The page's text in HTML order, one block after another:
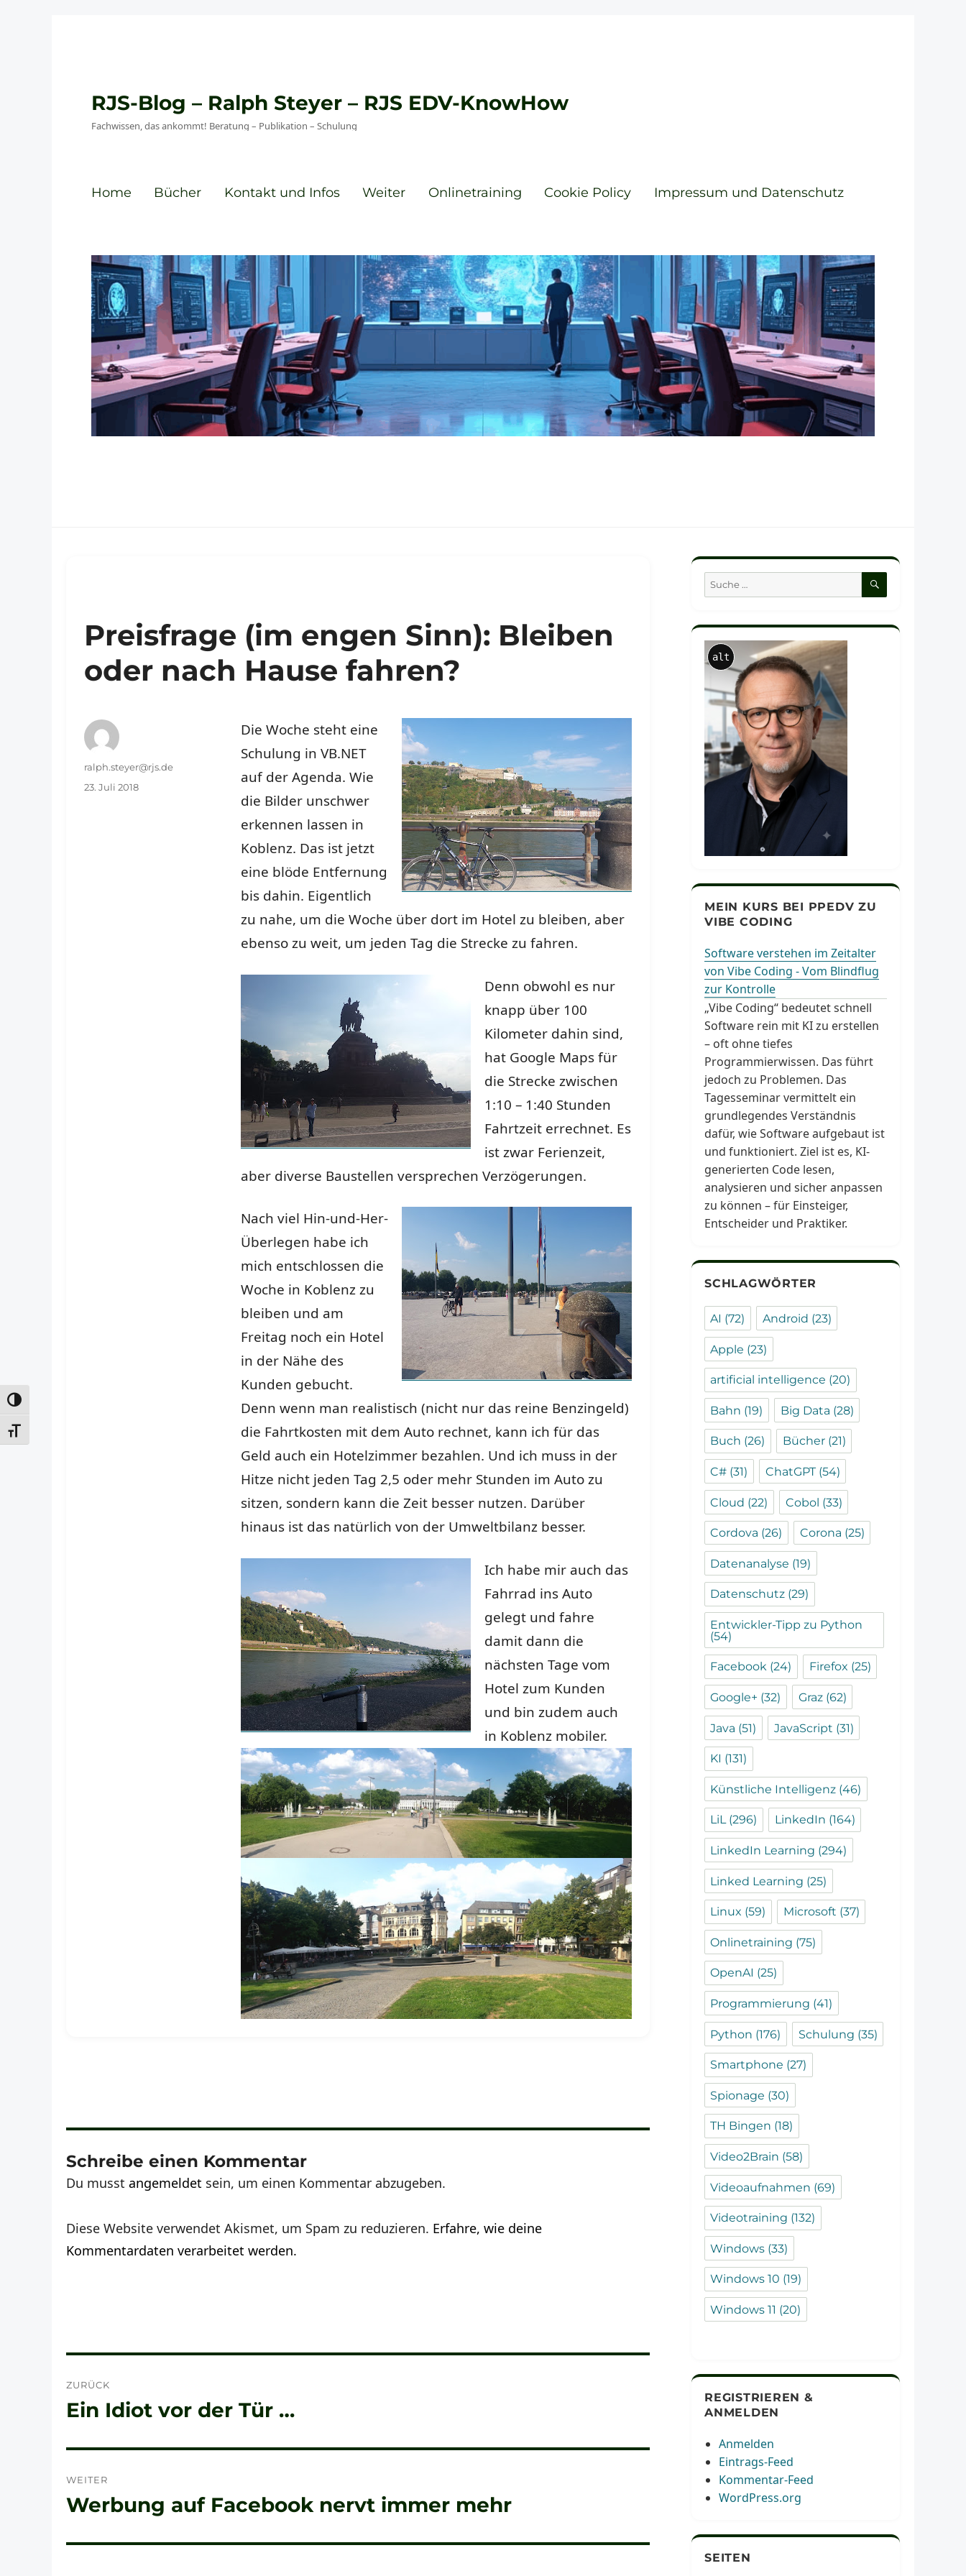
UMSCHALTEN AUF HOHE KONTRASTE
SCHRIFT VERGRÖSSERN
RJS-Blog – Ralph Steyer – RJS EDV-KnowHow
Fachwissen, das ankommt! Beratung – Publikation – Schulung
Home Bücher Kontakt und Infos Weiter Onlinetraining Cookie Policy Impressum und Datenschutz
Preisfrage (im engen Sinn): Bleiben
oder nach Hause fahren?
Die Woche steht eine
Schulung in VB.NET
auf der Agenda. Wie
die Bilder unschwer
erkennen lassen in
Koblenz. Das ist jetzt
eine blöde Entfernung
bis dahin. Eigentlich
zu nahe, um die Woche über dort im Hotel zu bleiben, aber
ebenso zu weit, um jeden Tag die Strecke zu fahren.
Denn obwohl es nur
knapp über 100
Kilometer dahin sind,
hat Google Maps für
die Strecke zwischen
1:10 – 1:40 Stunden
Fahrtzeit errechnet. Es
ist zwar Ferienzeit,
aber diverse Baustellen versprechen Verzögerungen.
Nach viel Hin-und-Her-
Überlegen habe ich
mich entschlossen die
Woche in Koblenz zu
bleiben und am
Freitag noch ein Hotel
in der Nähe des
Kunden gebucht.
Denn wenn man realistisch (nicht nur das reine Benzingeld)
die Fahrtkosten mit dem Auto rechnet, kann ich für das
Geld auch ein Hotelzimmer bezahlen. Und ich muss in der
Hitze nicht jeden Tag 2,5 oder mehr Stunden im Auto zu
sitzen, sondern kann die Zeit besser nutzen. Darüber
hinaus ist das natürlich von der Umweltbilanz besser.
Ich habe mir auch das
Fahrrad ins Auto
gelegt und fahre
damit dann die
nächsten Tage vom
Hotel zum Kunden
und bin zudem auch
in Koblenz mobiler.
Autor
ralph.steyer@rjs.de
Veröffentlicht
23. Juli 2018
Schreibe einen Kommentar
Du musst angemeldet sein, um einen Kommentar abzugeben.
Diese Website verwendet Akismet, um Spam zu reduzieren. Erfahre, wie deine
Kommentardaten verarbeitet werden.
ZURÜCK
Vorheriger
Ein Idiot vor der Tür …
WEITER
Nächster
Werbung auf Facebook nervt immer mehr
Suche
nach:
SUCHEN
alt
MEIN KURS BEI PPEDV ZU
VIBE CODING
Software verstehen im Zeitalter
von Vibe Coding - Vom Blindflug
zur Kontrolle
„Vibe Coding“ bedeutet schnell
Software rein mit KI zu erstellen
– oft ohne tiefes
Programmierwissen. Das führt
jedoch zu Problemen. Das
Tagesseminar vermittelt ein
grundlegendes Verständnis
dafür, wie Software aufgebaut ist
und funktioniert. Ziel ist es, KI-
generierten Code lesen,
analysieren und sicher anpassen
zu können – für Einsteiger,
Entscheider und Praktiker.
SCHLAGWÖRTER
AI (72) Android (23)
Apple (23)
artificial intelligence (20)
Bahn (19) Big Data (28)
Buch (26) Bücher(21)
C# (31) ChatGPT(54)
Cloud (22) Cobol (33)
Cordova (26) Corona (25)
Datenanalyse (19)
Datenschutz (29)
Entwickler-Tipp zu Python
(54)
Facebook (24) Firefox (25)
Google+ (32) Graz(62)
Java (51) JavaScript (31)
KI (131)
Künstliche Intelligenz (46)
LiL(296) LinkedIn (164)
LinkedIn Learning (294)
Linked Learning (25)
Linux (59) Microsoft (37)
Onlinetraining (75)
OpenAI (25)
Programmierung (41)
Python (176) Schulung (35)
Smartphone (27)
Spionage (30)
TH Bingen (18)
Video2Brain (58)
Videoaufnahmen (69)
Videotraining (132)
Windows (33)
Windows 10 (19)
Windows 11 (20)
REGISTRIEREN &
ANMELDEN
Anmelden
Eintrags-Feed
Kommentar-Feed
WordPress.org
SEITEN